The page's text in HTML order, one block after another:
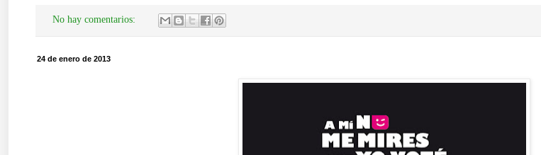
No hay comentarios:
24 de enero de 2013